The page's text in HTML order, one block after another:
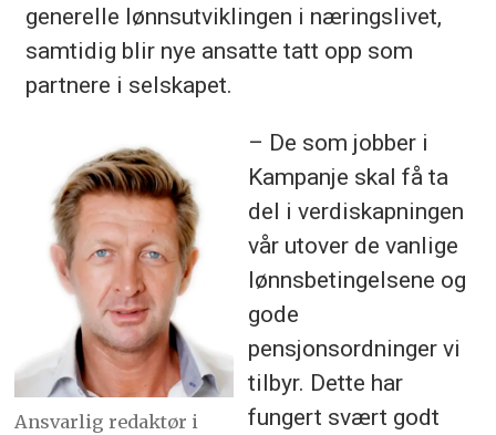
generelle lønnsutviklingen i næringslivet,
samtidig blir nye ansatte tatt opp som
partnere i selskapet.
Ansvarlig redaktør i
– De som jobber i
Kampanje skal få ta
del i verdiskapningen
vår utover de vanlige
lønnsbetingelsene og
gode
pensjonsordninger vi
tilbyr. Dette har
fungert svært godt